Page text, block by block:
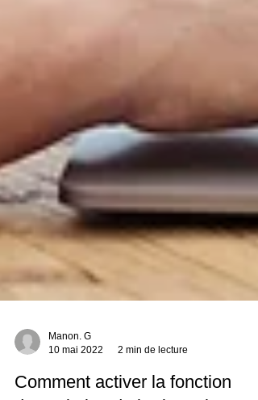
10 mai 2022
2 min de lecture